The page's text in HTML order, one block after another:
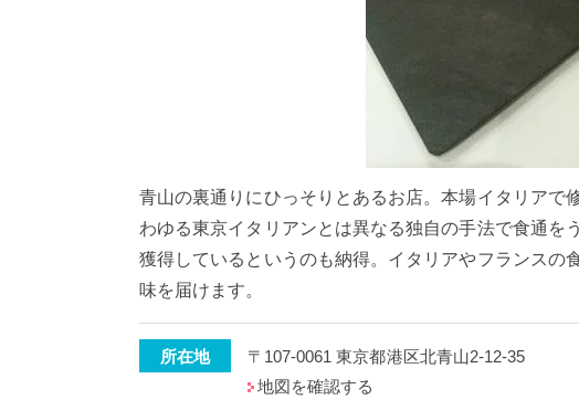
青山の裏通りにひっそりとあるお店。本場イタリア
わゆる東京イタリアンとは異なる独自の手法で食通を
獲得しているというのも納得。イタリアやフランス
味を届けます。
所在地
〒107-0061 東京都港区北青山2-12-35
地図を確認する